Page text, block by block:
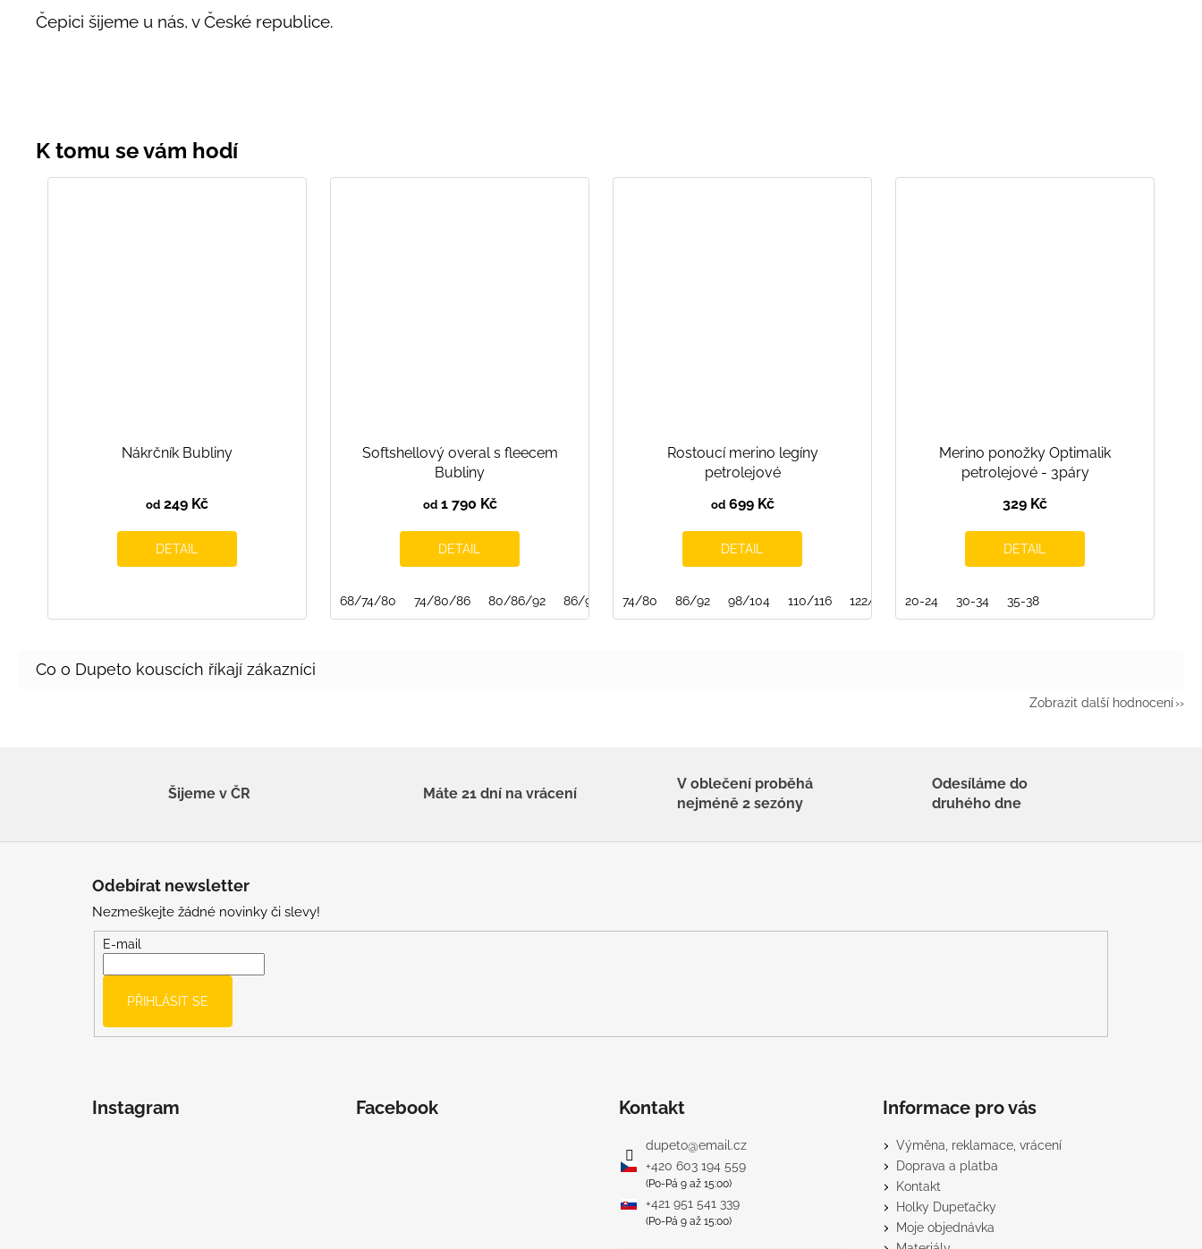
Čepici šijeme u nás, v České republice.
Nákrčník Bubliny
od 249 Kč
DETAIL
Softshellový overal s fleecem
Bubliny
od1 790 Kč
DETAIL
68/74/80 74/80/86 80/86/92 86/92/98
Rostoucí merino legíny
petrolejové
od699 Kč
DETAIL
74/80 86/92 98/104 110/116 122/128 134/140
Merino ponožky Optimalik
petrolejové - 3páry
329 Kč
DETAIL
20-24 30-34 35-38
Zobrazit další hodnocení
Šijeme v ČR Máte 21 dní na vrácení
V oblečení proběhá
nejméně 2 sezóny
Odesíláme do
druhého dne
Odebírat newsletter
Nezmeškejte žádné novinky či slevy!
E-mail
PŘIHLÁSIT SE
Instagram Facebook Kontakt
dupeto@email.cz
+420 603 194 559
(Po-Pá 9 až 15:00)
+421 951 541 339
(Po-Pá 9 až 15:00)
Informace pro vás
Výměna, reklamace, vrácení
Doprava a platba
Kontakt
Holky Dupeťačky
Moje objednávka